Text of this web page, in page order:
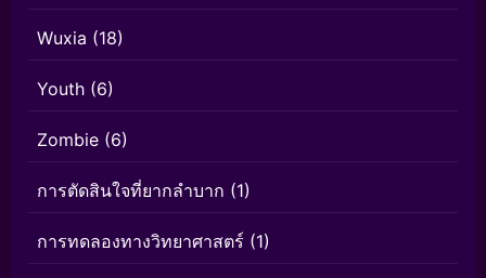
Wuxia (18)
Youth (6)
Zombie (6)
การตัดสินใจที่ยากลำบาก (1)
การทดลองทางวิทยาศาสตร์ (1)